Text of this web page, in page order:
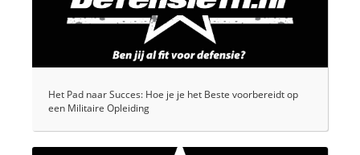
Het Pad naar Succes: Hoe je je het Beste voorbereidt op
een Militaire Opleiding